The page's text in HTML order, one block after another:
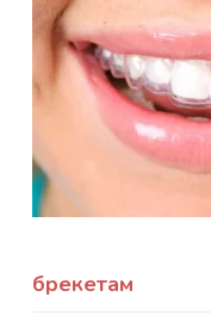
брекетам